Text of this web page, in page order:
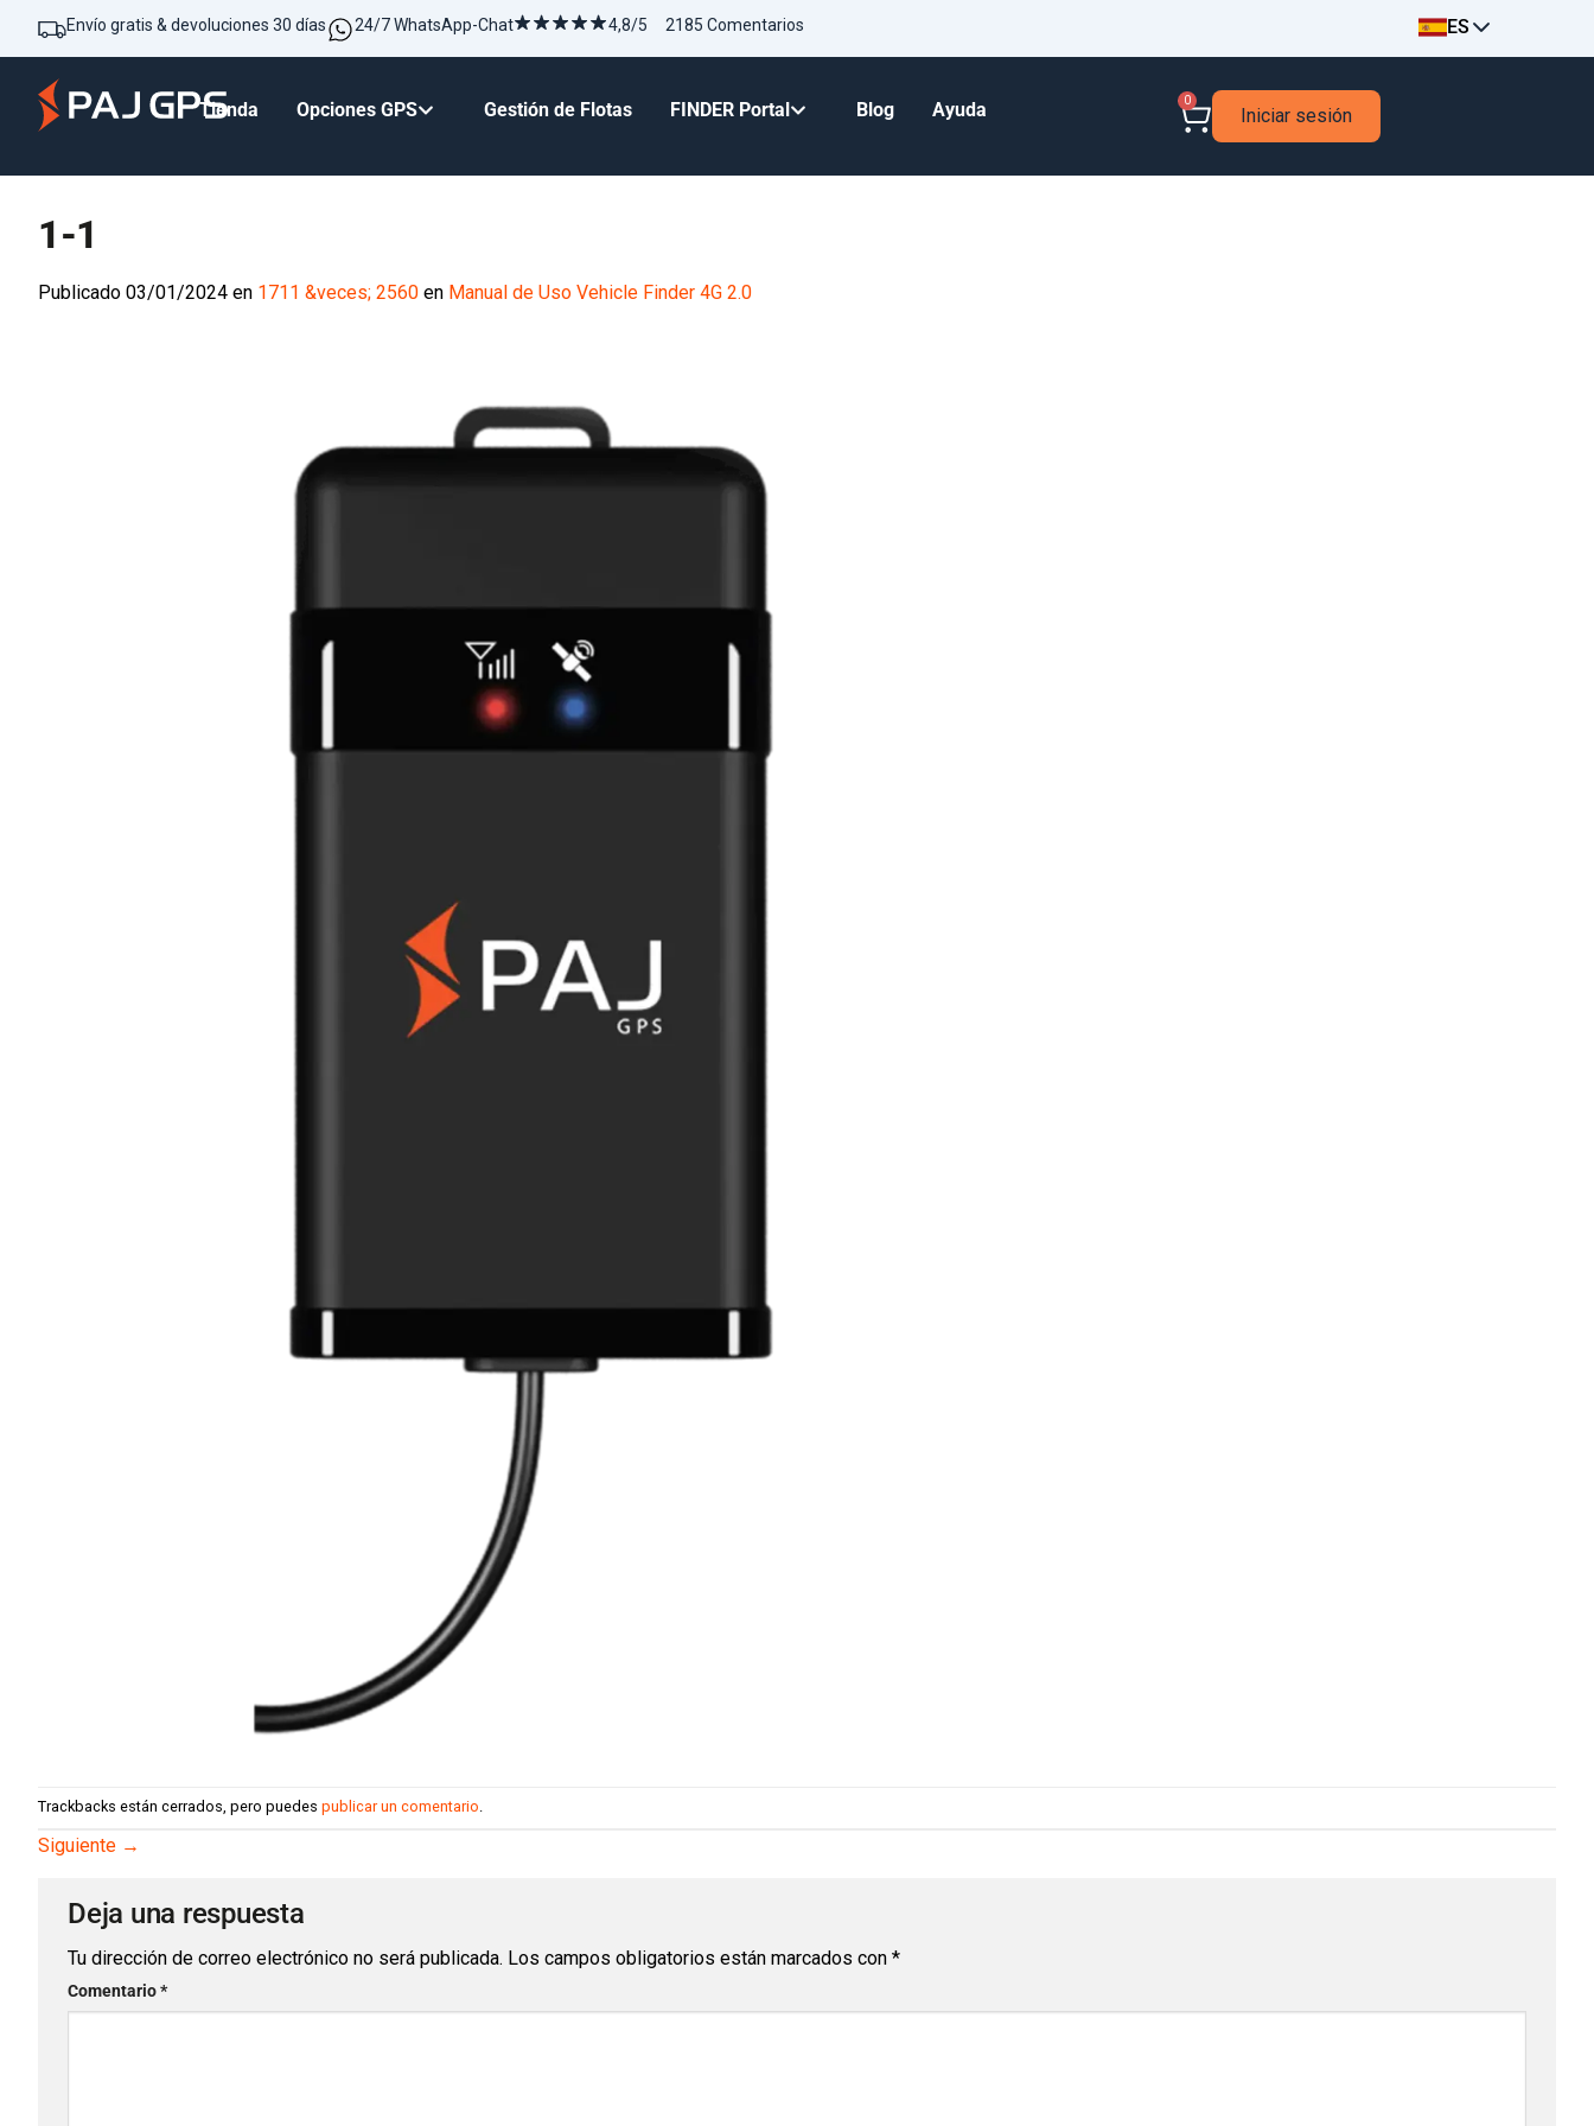
Envío gratis & devoluciones 30 días 24/7 WhatsApp-Chat 4,8/5 2185 Comentarios ES
Tienda Opciones GPS Gestión de Flotas FINDER Portal Blog Ayuda 0
Iniciar sesión
1-1
Publicado 03/01/2024 en 1711 &veces; 2560 en Manual de Uso Vehicle Finder 4G 2.0
Trackbacks están cerrados, pero puedes publicar un comentario.
Siguiente →
Deja una respuesta
Tu dirección de correo electrónico no será publicada. Los campos obligatorios están marcados con *
Comentario*